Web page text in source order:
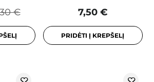
€ 7,50 €
PRIDĖTI Į KREPŠELĮ